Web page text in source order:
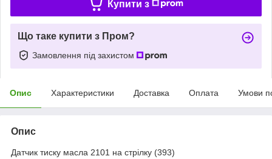
Купити з
Що таке купити з Пром?
Замовлення під захистом
Опис Характеристики Доставка Оплата Умови
Опис
Датчик тиску масла 2101 на стрілку (393)